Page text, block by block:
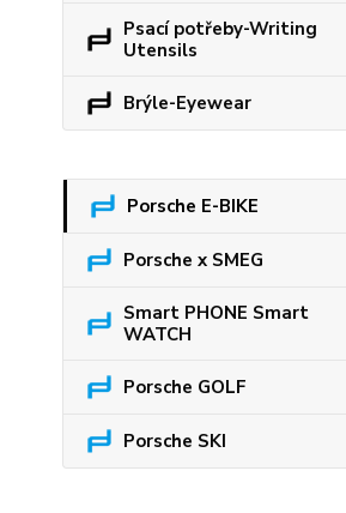
Psací potřeby-Writing
Utensils
Brýle-Eyewear
Porsche E-BIKE
Porsche x SMEG
Smart PHONE Smart
WATCH
Porsche GOLF
Porsche SKI